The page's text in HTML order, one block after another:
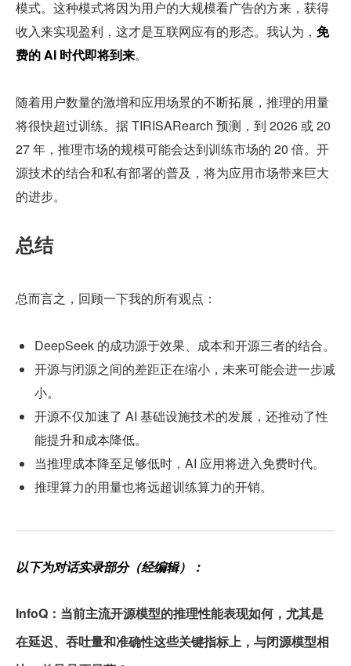
模式。这种模式将因为用户的大规模看广告的方来，获得
收入来实现盈利，这才是互联网应有的形态。我认为， 免
费的 AI 时代即将到来。
随着用户数量的激增和应用场景的不断拓展，推理的用量
将很快超过训练。据 TIRISARearch 预测，到 2026 或 20
27 年，推理市场的规模可能会达到训练市场的 20 倍。开
源技术的结合和私有部署的普及，将为应用市场带来巨大
的进步。
总结
总而言之，回顾一下我的所有观点：
DeepSeek 的成功源于效果、成本和开源三者的结合。
开源与闭源之间的差距正在缩小，未来可能会进一步减
小。
开源不仅加速了 AI 基础设施技术的发展，还推动了性
能提升和成本降低。
当推理成本降至足够低时，AI 应用将进入免费时代。
推理算力的用量也将远超训练算力的开销。
以下为对话实录部分（经编辑）：
InfoQ：当前主流开源模型的推理性能表现如何，尤其是
在延迟、吞吐量和准确性这些关键指标上，与闭源模型相